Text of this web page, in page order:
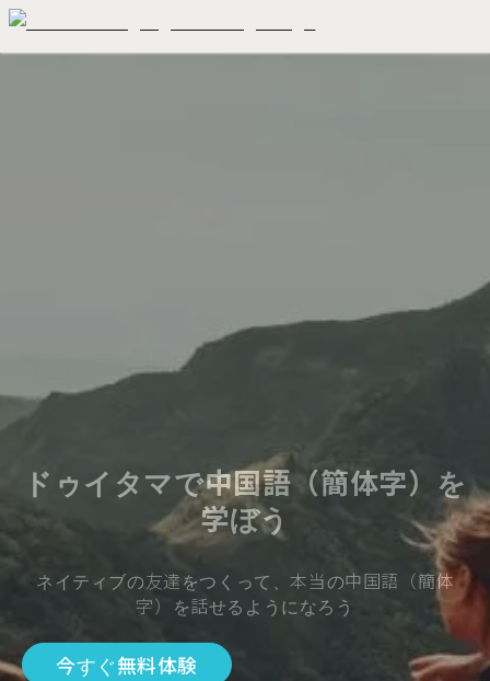
ドゥイタマで中国語（簡体字）を
学ぼう
ネイティブの友達をつくって、本当の中国語（簡体
字）を話せるようになろう
今すぐ無料体験